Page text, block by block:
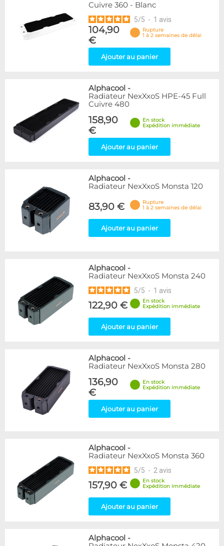
Cuivre 360 - Blanc
5/5 - 1 avis
104,90
€
Rupture
1 à 2 semaines de délai
Ajouter au panier
Alphacool -
Radiateur NexXxoS HPE-45 Full
Cuivre 480
158,90
€
En stock
Expédition immédiate
Ajouter au panier
Alphacool -
Radiateur NexXxoS Monsta 120
83,90 €
Rupture
1 à 2 semaines de délai
Ajouter au panier
Alphacool -
Radiateur NexXxoS Monsta 240
5/5 - 1 avis
122,90 €
En stock
Expédition immédiate
Ajouter au panier
Alphacool -
Radiateur NexXxoS Monsta 280
136,90
€
En stock
Expédition immédiate
Ajouter au panier
Alphacool -
Radiateur NexXxoS Monsta 360
5/5 - 2 avis
157,90 €
En stock
Expédition immédiate
Ajouter au panier
Alphacool -